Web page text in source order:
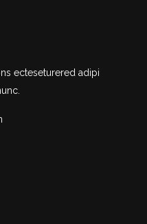
ecteseturered adipi